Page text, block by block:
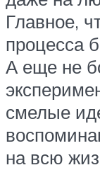
Главное,
процесса
А еще не
смелые
на всю